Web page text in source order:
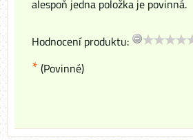
alespoň jedna položka je povinná.
Hodnocení produktu:
* (Povinné)